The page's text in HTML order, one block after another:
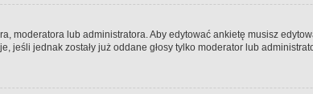
moderatora lub administratora. Aby edytować ankietę musisz
jeśli jednak zostały już oddane głosy tylko moderator lub